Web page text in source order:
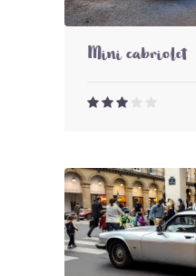
Mini cabriolet